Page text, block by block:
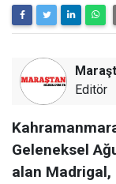
Editör
Geleneksel
alan Madrigal,